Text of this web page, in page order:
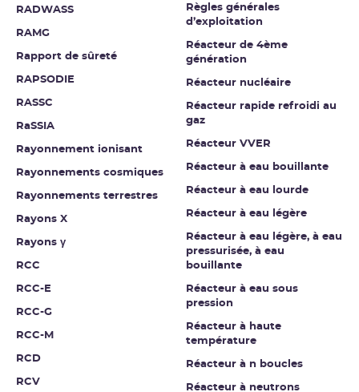
RADWASS
RAMG
Rapport de sûreté
RAPSODIE
RASSC
RaSSIA
Rayonnement ionisant
Rayonnements cosmiques
Rayonnements terrestres
Rayons X
Rayons γ
RCC
RCC-E
RCC-G
RCC-M
RCD
RCV
Règles générales
d’exploitation
Réacteur de 4ème
génération
Réacteur nucléaire
Réacteur rapide refroidi au
gaz
Réacteur VVER
Réacteur à eau bouillante
Réacteur à eau lourde
Réacteur à eau légère
Réacteur à eau légère, à eau
pressurisée, à eau
bouillante
Réacteur à eau sous
pression
Réacteur à haute
température
Réacteur à n boucles
Réacteur à neutrons